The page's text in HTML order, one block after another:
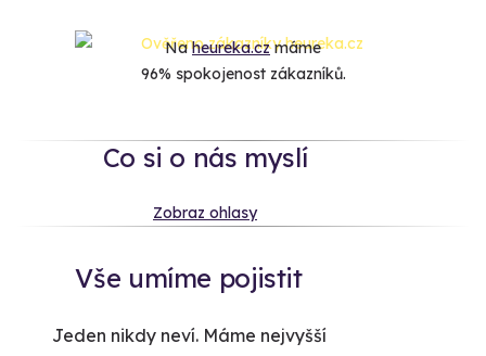
Naheureka.czmáme
96% spokojenost zákazníků.
Co si o nás myslí
Zobraz ohlasy
Vše umíme pojistit
Jeden nikdy neví. Máme nejvyšší